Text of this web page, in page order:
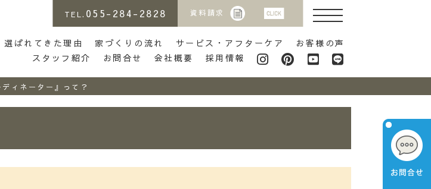
る家づくり
TEL. 055-284-2828 資料請求
選ばれてきた理由 家づくりの流れ サービス・アフターケア
お客様の声
スタッフ紹介
お問合せ 会社概要 採用情報
ディネーター』って？